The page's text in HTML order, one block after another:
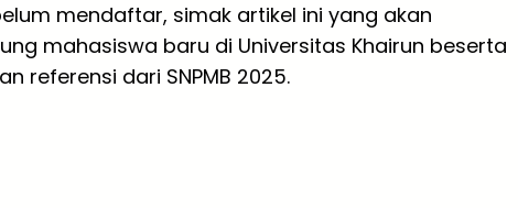
mendaftar, simak artikel ini yang akan
mahasiswa baru di Universitas Khairun beserta
referensi dari SNPMB 2025.